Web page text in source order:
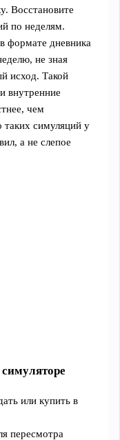
Восстановите
по неделям.
формате дневника
не зная
исход. Такой
внутренние
чем
таких симуляций у
а не слепое
или купить в
пересмотра